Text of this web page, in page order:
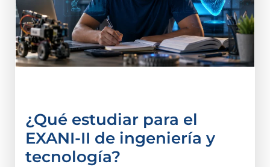
¿Qué estudiar para el
EXANI-II de ingeniería y
tecnología?